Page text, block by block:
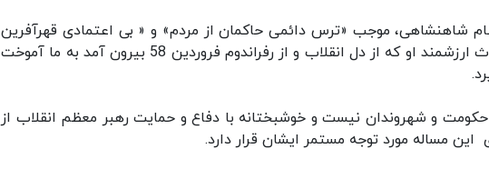
شاهنشاهی، موجب «ترس دائمی حاکمان از مردم» و « بی اعتمادی قهرآفرین
مردم به حاکمان» شده بود، امام راحل و میراث ارزشمند او که از دل انقلاب و از رفراندوم فروردین 58 بیرون آمد به ما آموخت
و شهروندان نیست و خوشبختانه با دفاع و حمایت رهبر معظم انقلاب از
مساله مورد توجه مستمر ایشان قرار دارد.